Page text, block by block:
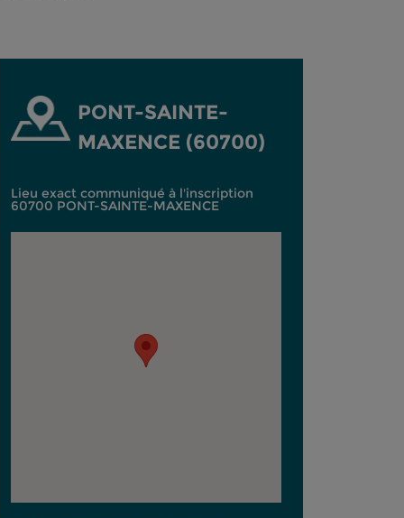
PONT-SAINTE-
MAXENCE (60700)
Lieu exact communiqué à l'inscription
60700 PONT-SAINTE-MAXENCE